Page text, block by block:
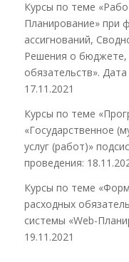
Курсы по теме
Планирование» при
ассигнований,
Решения о бюджете,
обязательств».
17.11.2021
Курсы по теме
«Государственное
услуг (работ)»
проведения:
Курсы по теме
расходных
системы «Web-
19.11.2021